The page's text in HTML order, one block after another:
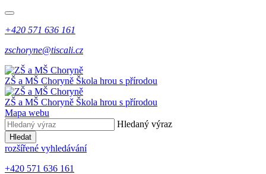
+420 571 636 161
zschoryne@tiscali.cz
ZŠ a MŠ Choryně Škola hrou s přírodou
ZŠ a MŠ Choryně Škola hrou s přírodou
Mapa webu
Hledaný výraz
Hledat
rozšířené vyhledávání
+420 571 636 161